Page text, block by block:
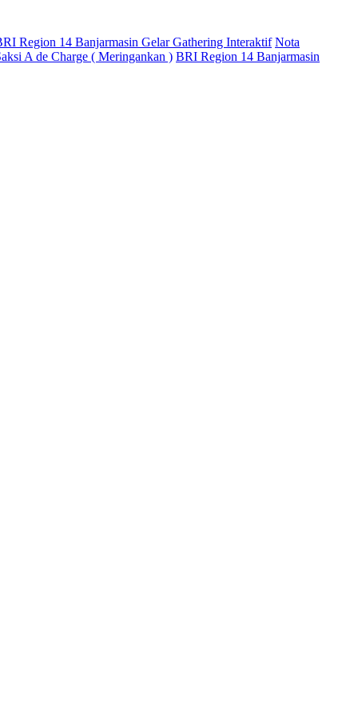
Region 14 Banjarmasin Gelar Gathering Interaktif Nota
A de Charge ( Meringankan ) BRI Region 14 Banjarmasin